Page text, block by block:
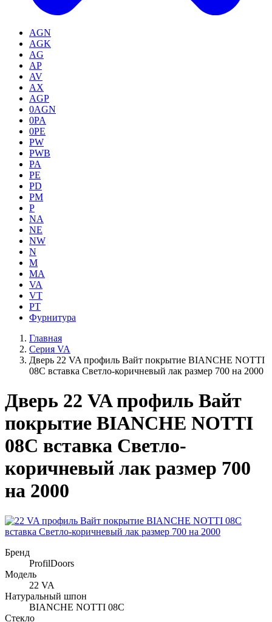
AGN
AGK
AG
AP
AV
AX
AGP
0AGN
0PA
0PE
PW
PWB
PA
PE
PD
PM
P
NA
NE
NW
N
M
MA
VA
VT
PT
Фурнитура
Главная
Серия VA
Дверь 22 VA профиль Вайт покрытие BIANCHE NOTTI
08C вставка Светло-коричневый лак размер 700 на 2000
Дверь 22 VA профиль Вайт
покрытие BIANCHE NOTTI
08C вставка Светло-
коричневый лак размер 700
на 2000
Бренд
ProfilDoors
Модель
22 VA
Натуральный шпон
BIANCHE NOTTI 08C
Стекло